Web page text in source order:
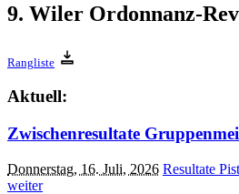
9. Wiler Ordonnanz-
Rangliste
Aktuell:
Zwischenresultate
Donnerstag, 16. Juli, 2026 Resultate
weiter